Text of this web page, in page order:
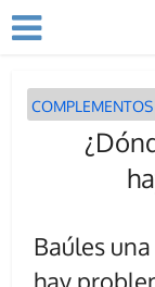
Baúles
hay